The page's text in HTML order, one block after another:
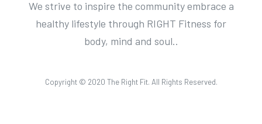
We strive to inspire the community embrace a
healthy lifestyle through RIGHT Fitness for
body, mind and soul..
Copyright © 2020 The Right Fit. All Rights Reserved.